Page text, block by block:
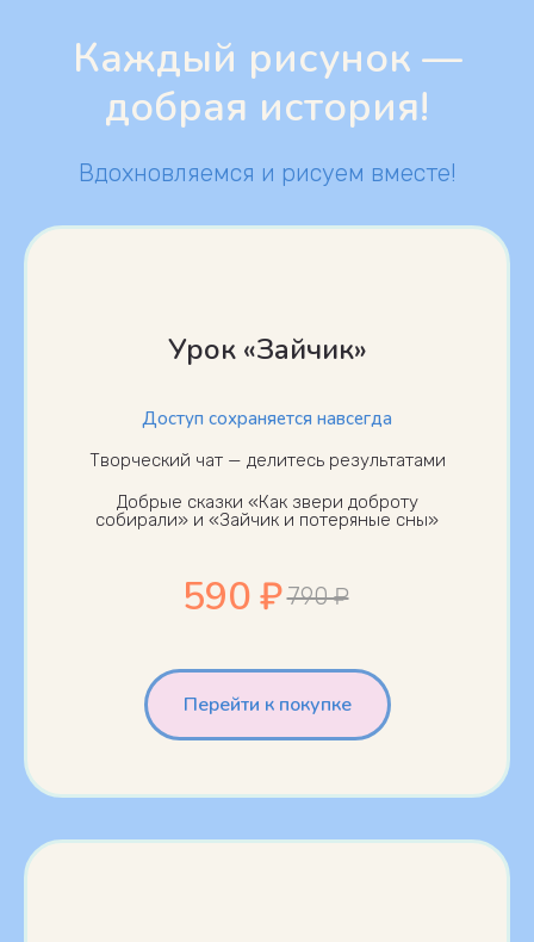
Каждый рисунок —
добрая история!
Вдохновляемся и рисуем вместе!
Урок «Зайчик»
Доступ сохраняется навсегда
Творческий чат — делитесь результатами
Добрые сказки «Как звери доброту
собирали» и «Зайчик и потеряные сны»
590 ₽790 ₽
Перейти к покупке